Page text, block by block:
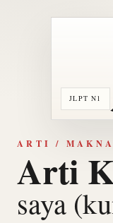
JLPT N1
ARTI / MAKNA
Arti
saya